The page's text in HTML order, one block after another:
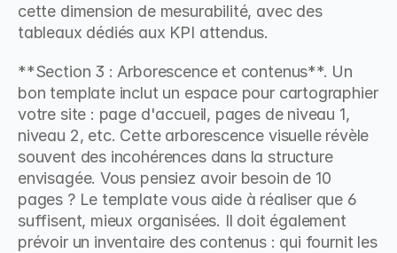
cette dimension de mesurabilité, avec des
tableaux dédiés aux KPI attendus.
**Section 3 : Arborescence et contenus**. Un
bon template inclut un espace pour cartographier
votre site : page d'accueil, pages de niveau 1,
niveau 2, etc. Cette arborescence visuelle révèle
souvent des incohérences dans la structure
envisagée. Vous pensiez avoir besoin de 10
pages ? Le template vous aide à réaliser que 6
suffisent, mieux organisées. Il doit également
prévoir un inventaire des contenus : qui fournit les